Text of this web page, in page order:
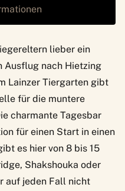
lieber ein
Ausflug nach Hietzing
Lainzer Tiergarten gibt
für die muntere
charmante Tagesbar
für einen Start in einen
es hier von 8 bis 15
Shakshouka oder
auf jeden Fall nicht